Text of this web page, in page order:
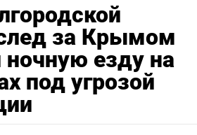
за Крымом
ночную езду на
под угрозой